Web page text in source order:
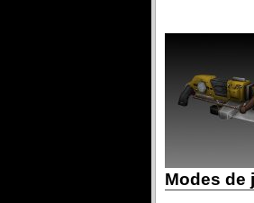
Modes de